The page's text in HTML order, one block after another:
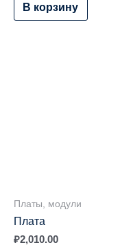
В корзину
Платы, модули
Плата
₽2,010.00